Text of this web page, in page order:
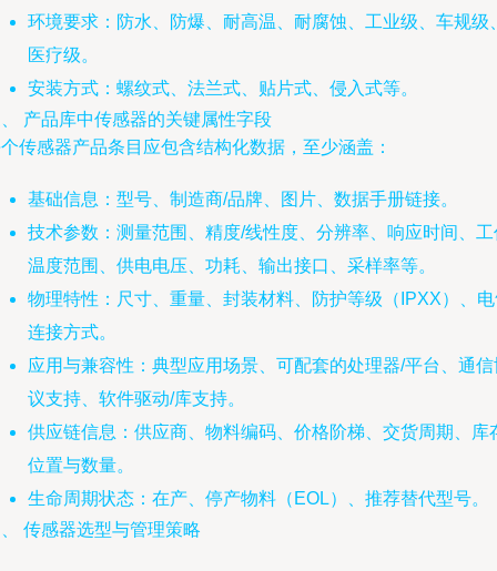
环境要求：防水、防爆、耐高温、耐腐蚀、工业级、车规级
医疗级。
安装方式：螺纹式、法兰式、贴片式、侵入式等。
产品库中传感器的关键属性字段
传感器产品条目应包含结构化数据，至少涵盖：
基础信息：型号、制造商/品牌、图片、数据手册链接。
技术参数：测量范围、精度/线性度、分辨率、响应时间、工
温度范围、供电电压、功耗、输出接口、采样率等。
物理特性：尺寸、重量、封装材料、防护等级（IPXX）、
连接方式。
应用与兼容性：典型应用场景、可配套的处理器/平台、通信
议支持、软件驱动/库支持。
供应链信息：供应商、物料编码、价格阶梯、交货周期、库
位置与数量。
生命周期状态：在产、停产物料（EOL）、推荐替代型号。
传感器选型与管理策略